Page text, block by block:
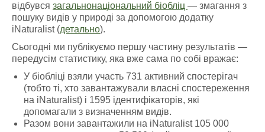
відбувся загальнонаціональний біобліц — змагання з
пошуку видів у природі за допомогою додатку
iNaturalist (детально).
Сьогодні ми публікуємо першу частину результатів —
передусім статистику, яка вже сама по собі вражає:
У біобліці взяли участь 731 активний спостерігач
(тобто ті, хто завантажували власні спостереження
на iNaturalist) і 1595 ідентифікаторів, які
допомагали з визначенням видів.
Разом вони завантажили на iNaturalist 105 000